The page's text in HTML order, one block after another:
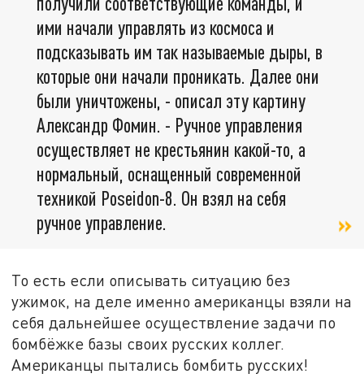
ими начали управлять из космоса и
подсказывать им так называемые дыры, в
которые они начали проникать. Далее они
были уничтожены, - описал эту картину
Александр Фомин. - Ручное управления
осуществляет не крестьянин какой-то, а
нормальный, оснащенный современной
техникой Poseidon-8. Он взял на себя
ручное управление.
То есть если описывать ситуацию без
ужимок, на деле именно американцы взяли на
себя дальнейшее осуществление задачи по
бомбёжке базы своих русских коллег.
Американцы пытались бомбить русских!